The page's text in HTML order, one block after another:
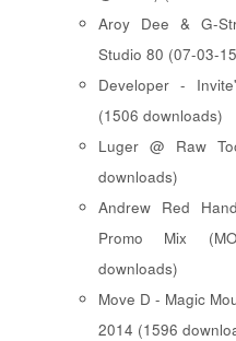
Aroy Dee & G-
Studio 80 (07-03-
Developer -
(1506 downloads)
Luger @ Raw
downloads)
Andrew Red
Promo Mix
downloads)
Move D - Magic
2014 (1596